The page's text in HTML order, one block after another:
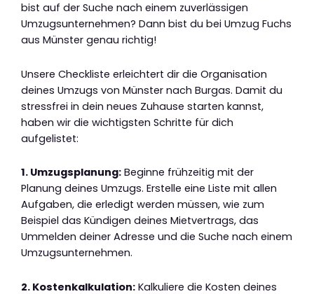
bist auf der Suche nach einem zuverlässigen
Umzugsunternehmen? Dann bist du bei Umzug Fuchs
aus Münster genau richtig!
Unsere Checkliste erleichtert dir die Organisation
deines Umzugs von Münster nach Burgas. Damit du
stressfrei in dein neues Zuhause starten kannst,
haben wir die wichtigsten Schritte für dich
aufgelistet:
1. Umzugsplanung: Beginne frühzeitig mit der
Planung deines Umzugs. Erstelle eine Liste mit allen
Aufgaben, die erledigt werden müssen, wie zum
Beispiel das Kündigen deines Mietvertrags, das
Ummelden deiner Adresse und die Suche nach einem
Umzugsunternehmen.
2. Kostenkalkulation: Kalkuliere die Kosten deines